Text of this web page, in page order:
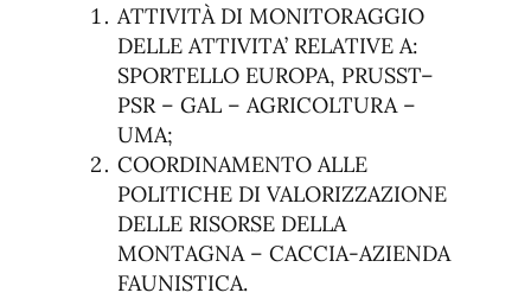
ATTIVITÀ DI MONITORAGGIO
DELLE ATTIVITA’ RELATIVE A:
SPORTELLO EUROPA, PRUSST–
PSR – GAL – AGRICOLTURA –
UMA;
COORDINAMENTO ALLE
POLITICHE DI VALORIZZAZIONE
DELLE RISORSE DELLA
MONTAGNA – CACCIA-AZIENDA
FAUNISTICA.